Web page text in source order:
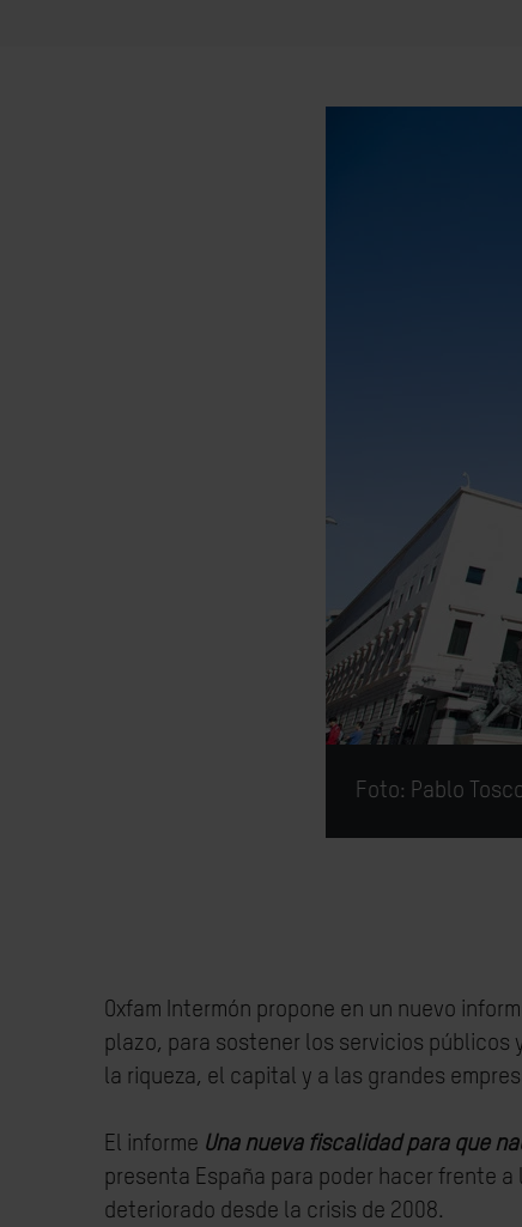
Foto: Pablo
Oxfam Intermón propone en un nuevo
plazo, para sostener los servicios públicos
la riqueza, el capital y a las grandes
El informe Una nueva fiscalidad para que
presenta España para poder hacer frente
deteriorado desde la crisis de 2008.